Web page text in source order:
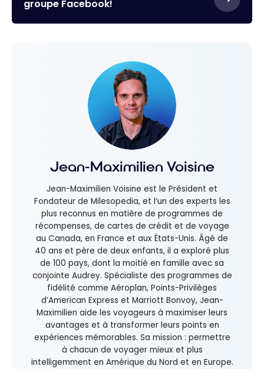
groupe Facebook!
Jean-Maximilien Voisine
Jean-Maximilien Voisine est le Président et
Fondateur de Milesopedia, et l’un des experts les
plus reconnus en matière de programmes de
récompenses, de cartes de crédit et de voyage
au Canada, en France et aux États-Unis. Âgé de
40 ans et père de deux enfants, il a exploré plus
de 100 pays, dont la moitié en famille avec sa
conjointe Audrey. Spécialiste des programmes de
fidélité comme Aéroplan, Points-Privilèges
d’American Express et Marriott Bonvoy, Jean-
Maximilien aide les voyageurs à maximiser leurs
avantages et à transformer leurs points en
expériences mémorables. Sa mission : permettre
à chacun de voyager mieux et plus
intelligemment en Amérique du Nord et en Europe.